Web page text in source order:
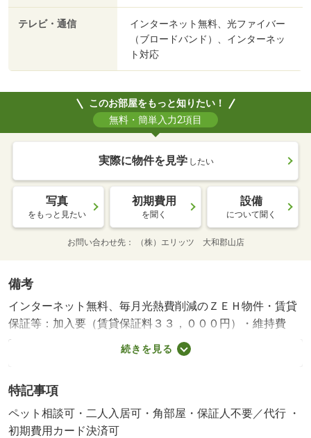
テレビ・通信
インターネット無料、光ファイバー
（ブロードバンド）、インターネッ
ト対応
このお部屋をもっと知りたい！
無料・簡単入力2項目
実際に物件を見学 したい
写真
をもっと見たい
初期費用
を聞く
設備
について聞く
お問い合わせ先 （株）エリッツ 大和郡山店
備考
インターネット無料、毎月光熱費削減のＺＥＨ物件・賃貸
保証等：加入要（賃貸保証料３３，０００円）・維持費
等：シャーメゾンライフサポート１，３２０円／月・家賃
保証料３，２３０円／月・ペット条件：小型犬可／猫可・
す。ペット相談可能です。建物のエントランスにはオート
ロック機能があり、来客時にはＴＶドアホンで訪問者の顔
を確認する事ができます。いかがでしょうか・バイク置
続きを見る
特記事項
ペット相談可・二人入居可・角部屋・保証人不要／代行 ・
初期費用カード決済可